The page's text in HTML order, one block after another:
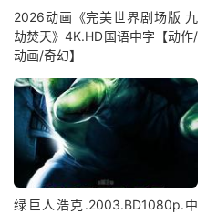
2026动画《完美世界剧场版 九
劫焚天》4K.HD国语中字【动作/
动画/奇幻】
绿巨人浩克.2003.BD1080p.中